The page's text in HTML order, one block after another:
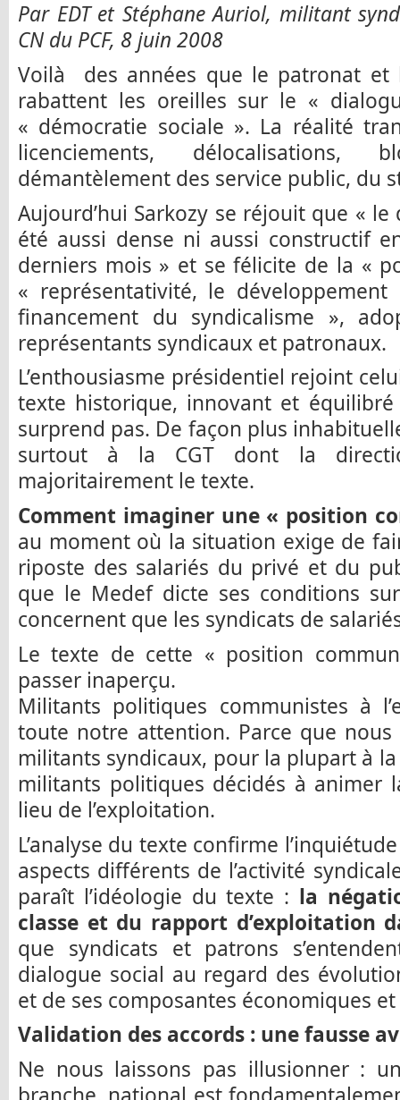
Par EDT et Stéphane Auriol, militant
CN du PCF, 8 juin 2008
Voilà des années que le patronat et
rabattent les oreilles sur le «
« démocratie sociale ». La réalité
licenciements, délocalisations,
démantèlement des service public, du
Aujourd’hui Sarkozy se réjouit que « le
été aussi dense ni aussi constructif
derniers mois » et se félicite de la «
« représentativité, le
financement du syndicalisme »,
représentants syndicaux et patronaux.
L’enthousiasme présidentiel rejoint
texte historique, innovant et équilibré
surprend pas. De façon plus
surtout à la CGT dont la
majoritairement le texte.
Comment imaginer une « position
au moment où la situation exige de
riposte des salariés du privé et du
que le Medef dicte ses conditions
concernent que les syndicats de
Le texte de cette « position
passer inaperçu.
Militants politiques communistes à
toute notre attention. Parce que
militants syndicaux, pour la plupart à
militants politiques décidés à animer
lieu de l’exploitation.
L’analyse du texte confirme
aspects différents de l’activité
paraît l’idéologie du texte : la
classe et du rapport d’exploitation
que syndicats et patrons
dialogue social au regard des
et de ses composantes économiques et
Validation des accords : une fausse
Ne nous laissons pas illusionner :